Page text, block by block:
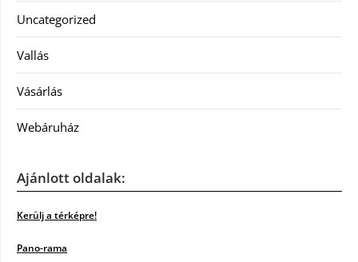
Uncategorized
Vallás
Vásárlás
Webáruház
Ajánlott oldalak:
Kerülj a térképre!
Pano-rama